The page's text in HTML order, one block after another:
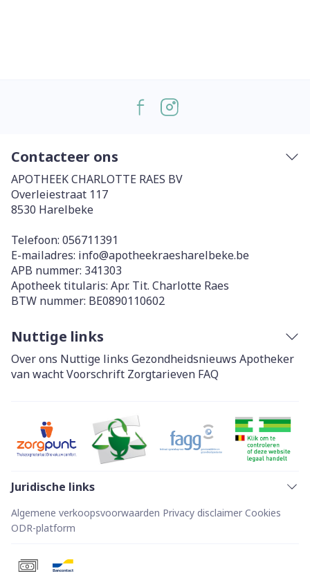
Contacteer ons
APOTHEEK CHARLOTTE RAES BV
Overleiestraat 117
8530 Harelbeke
Telefoon: 056711391
E-mailadres: info@apotheekraesharelbeke.be
APB nummer: 341303
Apotheek titularis: Apr. Tit. Charlotte Raes
BTW nummer: BE0890110602
Nuttige links
Over ons Nuttige links Gezondheidsnieuws Apotheker
van wachtVoorschrift Zorgtarieven FAQ
Juridische links
Algemene verkoopsvoorwaarden Privacy disclaimer Cookies
ODR-platform